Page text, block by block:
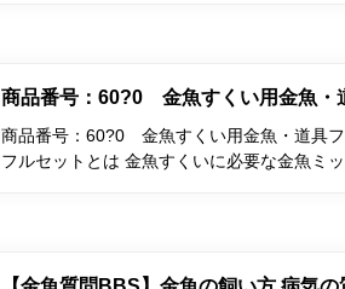
商品番号：60?0 金魚すくい用金魚・
商品番号：60?0 金魚すくい用金魚・道具
フルセットとは 金魚すくいに必要な金魚ミ